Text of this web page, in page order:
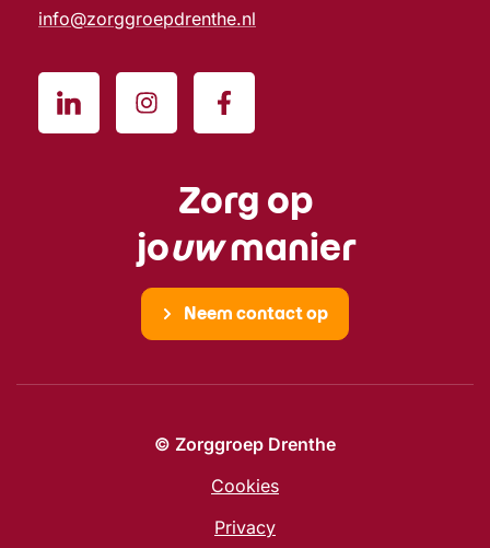
info@zorggroepdrenthe.nl
Zorg op
jouwmanier
Neem contact op
© Zorggroep Drenthe
Cookies
Privacy